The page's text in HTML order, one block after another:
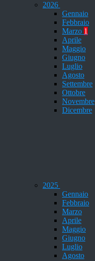
2026
Gennaio
Febbraio
Marzo 1
Aprile
Maggio
Giugno
Luglio
Agosto
Settembre
Ottobre
Novembre
Dicembre
2025
Gennaio
Febbraio
Marzo
Aprile
Maggio
Giugno
Luglio
Agosto